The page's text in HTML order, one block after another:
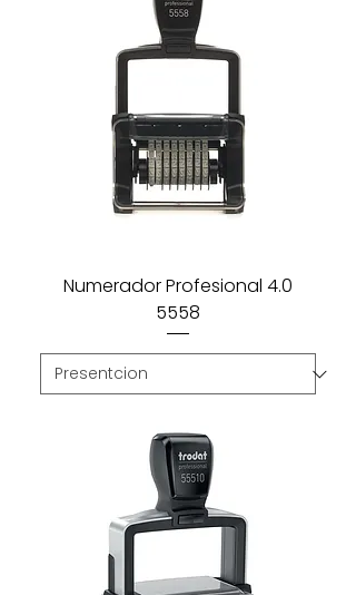
Numerador Profesional 4.0
5558